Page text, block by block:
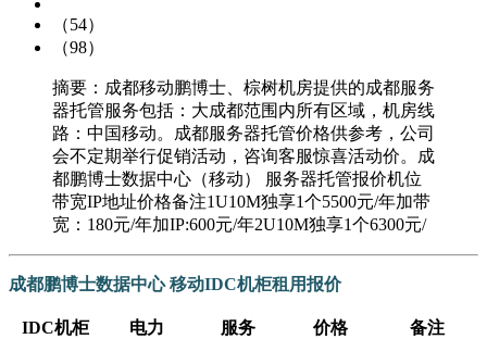
（54）
（98）
摘要：成都移动鹏博士、棕树机房提供的成都服务
器托管服务包括：大成都范围内所有区域，机房线
路：中国移动。成都服务器托管价格供参考，公司
会不定期举行促销活动，咨询客服惊喜活动价。成
都鹏博士数据中心（移动） 服务器托管报价机位
带宽IP地址价格备注1U10M独享1个5500元/年加带
宽：180元/年加IP:600元/年2U10M独享1个6300元/
成都鹏博士数据中心 移动IDC机柜租用报价
IDC机柜 电力 服务 价格 备注